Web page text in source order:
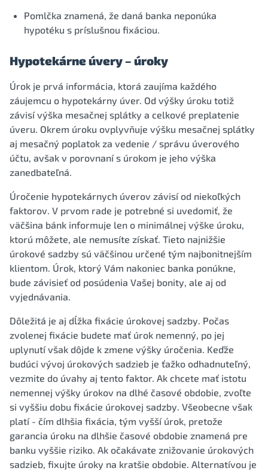
Pomlčka znamená, že daná banka neponúka
hypotéku s príslušnou fixáciou.
Hypotekárne úvery – úroky
Úrok je prvá informácia, ktorá zaujíma každého
záujemcu o hypotekárny úver. Od výšky úroku totiž
závisí výška mesačnej splátky a celkové preplatenie
úveru. Okrem úroku ovplyvňuje výšku mesačnej splátky
aj mesačný poplatok za vedenie / správu úverového
účtu, avšak v porovnaní s úrokom je jeho výška
zanedbateľná.
Úročenie hypotekárnych úverov závisí od niekoľkých
faktorov. V prvom rade je potrebné si uvedomiť, že
väčšina bánk informuje len o minimálnej výške úroku,
ktorú môžete, ale nemusíte získať. Tieto najnižšie
úrokové sadzby sú väčšinou určené tým najbonitnejším
klientom. Úrok, ktorý Vám nakoniec banka ponúkne,
bude závisieť od posúdenia Vašej bonity, ale aj od
vyjednávania.
Dôležitá je aj dĺžka fixácie úrokovej sadzby. Počas
zvolenej fixácie budete mať úrok nemenný, po jej
uplynutí však dôjde k zmene výšky úročenia. Keďže
budúci vývoj úrokových sadzieb je ťažko odhadnuteľný,
vezmite do úvahy aj tento faktor. Ak chcete mať istotu
nemennej výšky úrokov na dlhé časové obdobie, zvoľte
si vyššiu dobu fixácie úrokovej sadzby. Všeobecne však
platí - čím dlhšia fixácia, tým vyšší úrok, pretože
garancia úroku na dlhšie časové obdobie znamená pre
banku vyššie riziko. Ak očakávate znižovanie úrokových
sadzieb, fixujte úroky na kratšie obdobie. Alternatívou je